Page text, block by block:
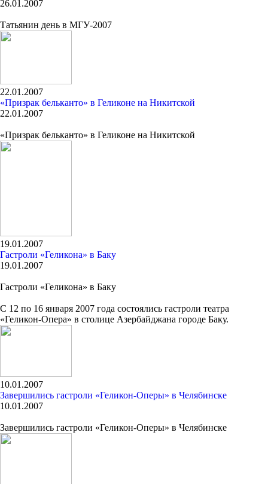
26.01.2007
Татьянин день в МГУ-2007
22.01.2007
«Призрак бельканто» в Геликоне на Никитской
22.01.2007
«Призрак бельканто» в Геликоне на Никитской
19.01.2007
Гастроли «Геликона» в Баку
19.01.2007
Гастроли «Геликона» в Баку
С 12 по 16 января 2007 года состоялись гастроли театра
«Геликон-Опера» в столице Азербайджана городе Баку.
10.01.2007
Завершились гастроли «Геликон-Оперы» в Челябинске
10.01.2007
Завершились гастроли «Геликон-Оперы» в Челябинске